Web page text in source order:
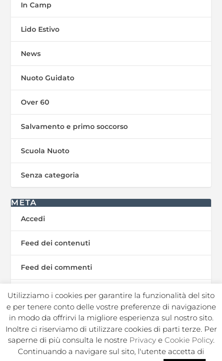
In Camp
Lido Estivo
News
Nuoto Guidato
Over 60
Salvamento e primo soccorso
Scuola Nuoto
Senza categoria
META
Accedi
Feed dei contenuti
Feed dei commenti
WordPress.org
In Sport s.r.l. Societa Sportiva Dilettantistica | C.F./P.I.
02050250964 |
| Privacy Contatti
| | Regolamento | |
Utilizziamo i cookies per garantire la funzionalità del sito
e per tenere conto delle vostre preferenze di navigazione
in modo da offrirvi la migliore esperienza sul nostro sito.
Inoltre ci riserviamo di utilizzare cookies di parti terze. Per
saperne di più consulta le nostre Privacye Cookie Policy.
Continuando a navigare sul sito, l'utente accetta di